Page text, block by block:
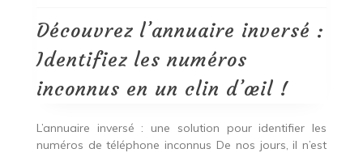
numéros
un
clin
Découvrez l’annuaire inversé :
Identifiez les numéros
inconnus en un clin d’œil !
L’annuaire inversé : une solution pour identifier les
numéros de téléphone inconnus De nos jours, il n’est